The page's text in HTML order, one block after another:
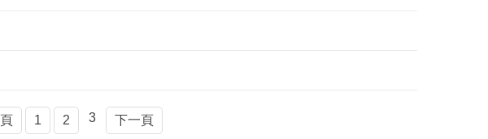
1 2 3 下一頁